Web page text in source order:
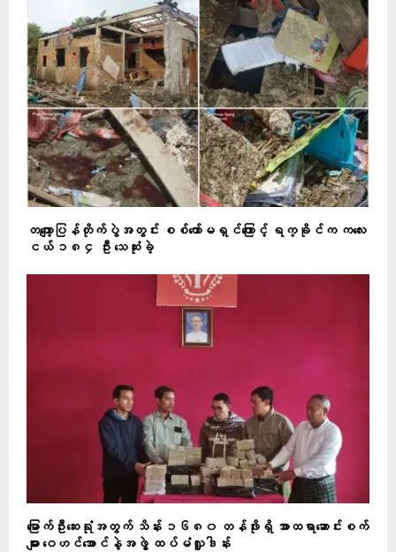
တကျော့ပြန်တိုက်ပွဲအတွင်း စစ်ကော်မရှင်ကြောင့် ရက္ခိုင်က ကလေး
ငယ် ၁၈၄ ဦး သေဆုံးခဲ့
မြောက်ဦးဆေးရုံအတွက် သိန်း ၁၆၈၀ တန်ဖိုးရှိ အာထရာဆောင်းစက်
များ ဝေဟင်အောင်နဲ့အဖွဲ့ ထပ်မံလှူဒါန်း